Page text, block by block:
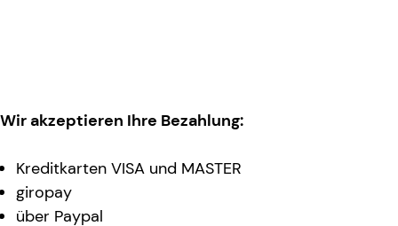
Wir akzeptieren Ihre Bezahlung:
Kreditkarten VISA und MASTER
giropay
über Paypal